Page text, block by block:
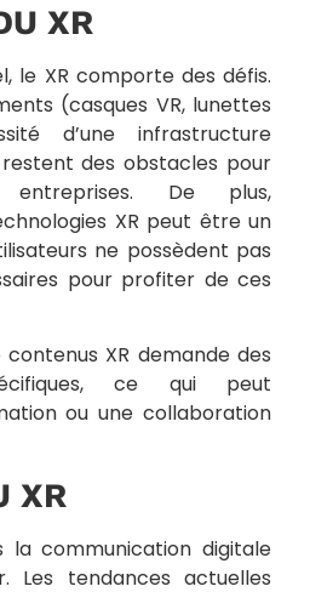
XR
le XR comporte des défis.
(casques VR, lunettes
d’une infrastructure
des obstacles pour
entreprises. De plus,
XR peut être un
ne possèdent pas
pour profiter de ces
XR demande des
ce qui peut
ou une collaboration
XR
la communication digitale
Les tendances actuelles